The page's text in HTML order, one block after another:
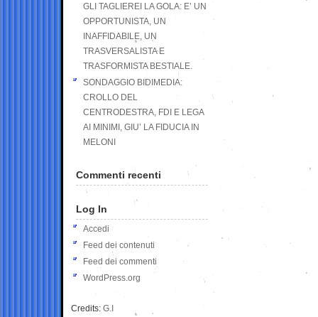
GLI TAGLIEREI LA GOLA: E’ UN
OPPORTUNISTA, UN
INAFFIDABILE, UN
TRASVERSALISTA E
TRASFORMISTA BESTIALE.
SONDAGGIO BIDIMEDIA:
CROLLO DEL
CENTRODESTRA, FDI E LEGA
AI MINIMI, GIU’ LA FIDUCIA IN
MELONI
Commenti recenti
Log In
Accedi
Feed dei contenuti
Feed dei commenti
WordPress.org
Credits: G.I